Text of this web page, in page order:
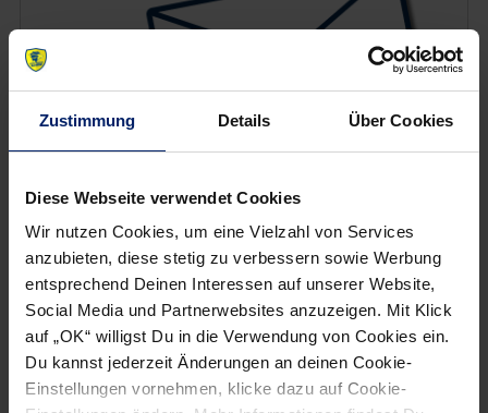
Zustimmung Details Über Cookies
Diese Webseite verwendet Cookies
Wir nutzen Cookies, um eine Vielzahl von Services
anzubieten, diese stetig zu verbessern sowie Werbung
entsprechend Deinen Interessen auf unserer Website,
Social Media und Partnerwebsites anzuzeigen. Mit Klick
auf „OK“ willigst Du in die Verwendung von Cookies ein.
Du kannst jederzeit Änderungen an deinen Cookie-
Einstellungen vornehmen, klicke dazu auf Cookie-
Wenn du per E-Mail über Aktuelles aus der Löwenwelt
informiert werden willst, kannst du den Rhein-Neckar Löwen
Newsletter hier abonnieren.
Post
navigation
previous
Alle News anzeigen
newst